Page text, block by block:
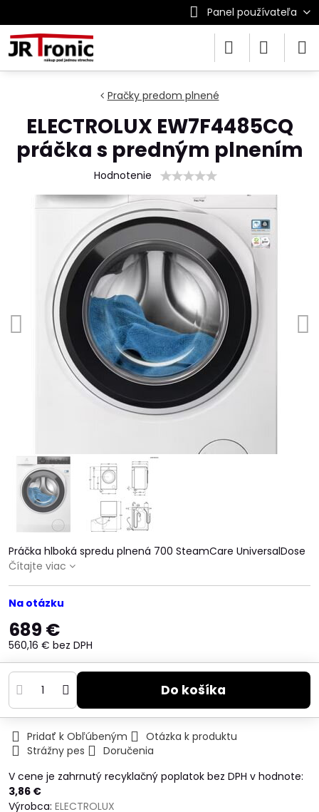
Panel používateľa
Pračky predom plnené
ELECTROLUX EW7F4485CQ
práčka s predným plnením
Hodnotenie
Práčka hlboká spredu plnená 700 SteamCare UniversalDose
Čítajte viac
Na otázku
689 €
560,16 € bez DPH
Do košíka
Pridať k Obľúbeným
Otázka k produktu
Strážny pes
Doručenia
V cene je zahrnutý recyklačný poplatok bez DPH v hodnote:
3,86 €
Výrobca: ELECTROLUX